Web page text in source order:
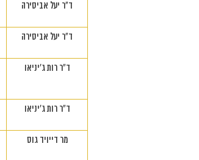
ד"ר יעל אביסירה
ד"ר יעל אביסירה
ד"ר רות ג'יניאו
ד"ר רות ג'יניאו
מר דייויד גוס